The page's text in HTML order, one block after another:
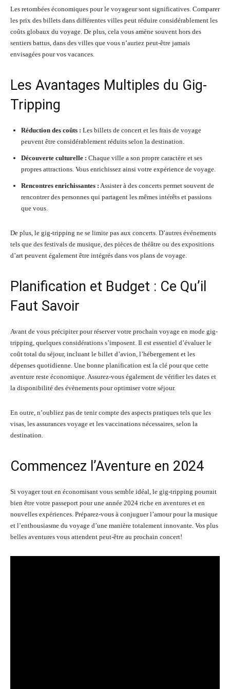
Les retombées économiques pour le voyageur sont significatives. Comparer
les prix des billets dans différentes villes peut réduire considérablement les
coûts globaux du voyage. De plus, cela vous amène souvent hors des
sentiers battus, dans des villes que vous n’auriez peut-être jamais
envisagées pour vos vacances.
Les Avantages Multiples du Gig-
Tripping
Réduction des coûts : Les billets de concert et les frais de voyage
peuvent être considérablement réduits selon la destination.
Découverte culturelle : Chaque ville a son propre caractère et ses
propres attractions. Vous enrichissez ainsi votre expérience de voyage.
Rencontres enrichissantes : Assister à des concerts permet souvent de
rencontrer des personnes qui partagent les mêmes intérêts et passions
que vous.
De plus, le gig-tripping ne se limite pas aux concerts. D’autres événements
tels que des festivals de musique, des pièces de théâtre ou des expositions
d’art peuvent également être intégrés dans vos plans de voyage.
Planification et Budget : Ce Qu’il
Faut Savoir
Avant de vous précipiter pour réserver votre prochain voyage en mode gig-
tripping, quelques considérations s’imposent. Il est essentiel d’évaluer le
coût total du séjour, incluant le billet d’avion, l’hébergement et les
dépenses quotidienne. Une bonne planification est la clé pour que cette
aventure reste économique. Assurez-vous également de vérifier les dates et
la disponibilité des évènements pour optimiser votre séjour.
En outre, n’oubliez pas de tenir compte des aspects pratiques tels que les
visas, les assurances voyage et les vaccinations nécessaires, selon la
destination.
Commencez l’Aventure en 2024
Si voyager tout en économisant vous semble idéal, le gig-tripping pourrait
bien être votre passeport pour une année 2024 riche en aventures et en
nouvelles expériences. Préparez-vous à conjuguer l’amour pour la musique
et l’enthousiasme du voyage d’une manière totalement innovante. Vos plus
belles aventures vous attendent peut-être au prochain concert!